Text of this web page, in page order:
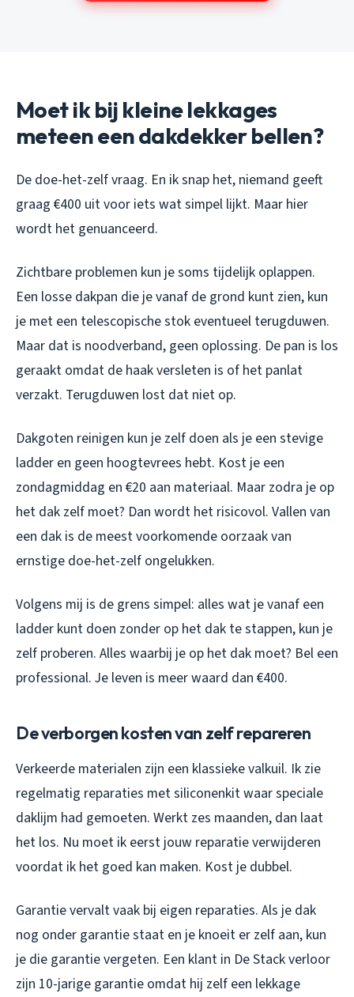
Moet ik bij kleine lekkages
meteen een dakdekker bellen?
De doe-het-zelf vraag. En ik snap het, niemand geeft
graag €400 uit voor iets wat simpel lijkt. Maar hier
wordt het genuanceerd.
Zichtbare problemen kun je soms tijdelijk oplappen.
Een losse dakpan die je vanaf de grond kunt zien, kun
je met een telescopische stok eventueel terugduwen.
Maar dat is noodverband, geen oplossing. De pan is los
geraakt omdat de haak versleten is of het panlat
verzakt. Terugduwen lost dat niet op.
Dakgoten reinigen kun je zelf doen als je een stevige
ladder en geen hoogtevrees hebt. Kost je een
zondagmiddag en €20 aan materiaal. Maar zodra je op
het dak zelf moet? Dan wordt het risicovol. Vallen van
een dak is de meest voorkomende oorzaak van
ernstige doe-het-zelf ongelukken.
Volgens mij is de grens simpel: alles wat je vanaf een
ladder kunt doen zonder op het dak te stappen, kun je
zelf proberen. Alles waarbij je op het dak moet? Bel een
professional. Je leven is meer waard dan €400.
De verborgen kosten van zelf repareren
Verkeerde materialen zijn een klassieke valkuil. Ik zie
regelmatig reparaties met siliconenkit waar speciale
daklijm had gemoeten. Werkt zes maanden, dan laat
het los. Nu moet ik eerst jouw reparatie verwijderen
voordat ik het goed kan maken. Kost je dubbel.
Garantie vervalt vaak bij eigen reparaties. Als je dak
nog onder garantie staat en je knoeit er zelf aan, kun
je die garantie vergeten. Een klant in De Stack verloor
zijn 10-jarige garantie omdat hij zelf een lekkage